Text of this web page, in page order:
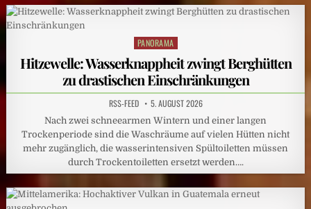
Posted
PANORAMA
Hitzewelle: Wasserknappheit zwingt Berghütten
zu drastischen Einschränkungen
RSS-FEED 5. AUGUST 2026
Nach zwei schneearmen Wintern und einer langen
Trockenperiode sind die Waschräume auf vielen Hütten nicht
mehr zugänglich, die wasserintensiven Spültoiletten müssen
durch Trockentoiletten ersetzt werden….